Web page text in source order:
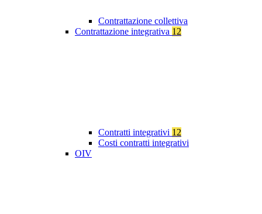
Contrattazione collettiva
Contrattazione integrativa 12
Contratti integrativi 12
Costi contratti integrativi
OIV